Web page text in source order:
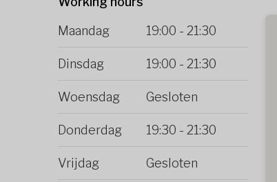
Maandag
19:00 - 21:30
Dinsdag 19:00 - 21:30
Woensdag Gesloten
Donderdag 19:30 - 21:30
Vrijdag Gesloten